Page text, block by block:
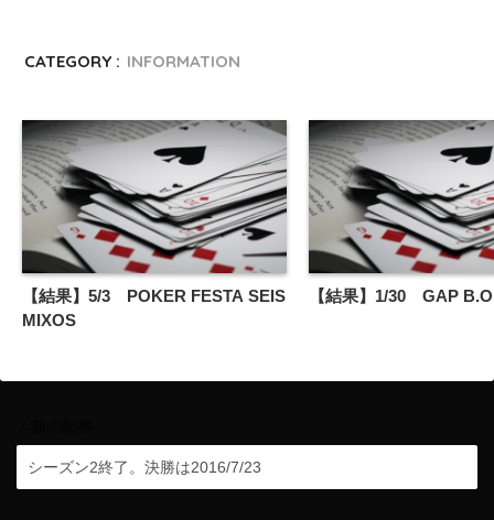
CATEGORY : INFORMATION
【結果】5/3 POKER FESTA SEIS
MIXOS
【結果】1/30 GAP
シーズン2終了。決勝は2016/7/23